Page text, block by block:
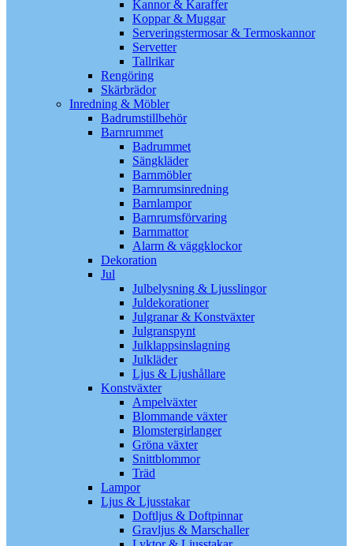
Kannor & Karaffer
Koppar & Muggar
Serveringstermosar & Termoskannor
Servetter
Tallrikar
Rengöring
Skärbrädor
Inredning & Möbler
Badrumstillbehör
Barnrummet
Badrummet
Sängkläder
Barnmöbler
Barnrumsinredning
Barnlampor
Barnrumsförvaring
Barnmattor
Alarm & väggklockor
Dekoration
Jul
Julbelysning & Ljusslingor
Juldekorationer
Julgranar & Konstväxter
Julgranspynt
Julklappsinslagning
Julkläder
Ljus & Ljushållare
Konstväxter
Ampelväxter
Blommande växter
Blomstergirlanger
Gröna växter
Snittblommor
Träd
Lampor
Ljus & Ljusstakar
Doftljus & Doftpinnar
Gravljus & Marschaller